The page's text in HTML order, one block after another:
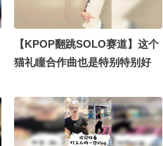
【KPOP翻跳SOLO赛道】这个
猫礼瞳合作曲也是特别特别好
汤圆圆圆周 @MAGO @飞天小
橘子 @Benny.波刚 @不少女的
少女婷 @东东快跑1 @美丽女人